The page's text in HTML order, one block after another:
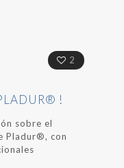
2
!
sobre el
Pladur®, con